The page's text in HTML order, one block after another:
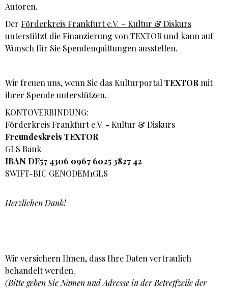
Autoren.
Der Förderkreis Frankfurt e.V. – Kultur & Diskurs
unterstützt die Finanzierung von TEXTOR und kann auf
Wunsch für Sie Spendenquittungen ausstellen.
Wir freuen uns, wenn Sie das Kulturportal TEXTOR mit
ihrer Spende unterstützen.
KONTOVERBINDUNG:
Förderkreis Frankfurt e.V. - Kultur & Diskurs
Freundeskreis TEXTOR
GLS Bank
IBAN DE57 4306 0967 6025 3827 42
SWIFT-BIC GENODEM1GLS
Herzlichen Dank!
Wir versichern Ihnen, dass Ihre Daten vertraulich
behandelt werden.
(Bitte geben Sie Namen und Adresse in der Betreffzeile der